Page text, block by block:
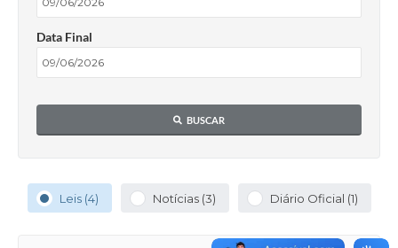
Data Final
BUSCAR
Leis (4) Notícias (3) Diário Oficial (1)